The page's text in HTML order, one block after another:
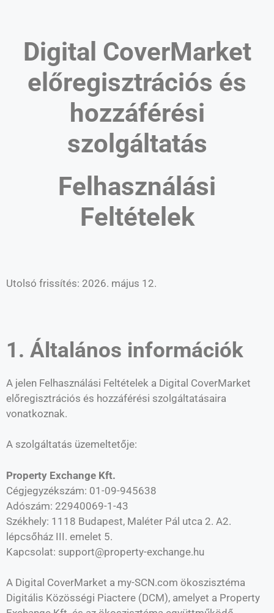
Digital CoverMarket
előregisztrációs és
hozzáférési
szolgáltatás
Felhasználási
Feltételek
Utolsó frissítés: 2026. május 12.
1. Általános információk
A jelen Felhasználási Feltételek a Digital CoverMarket
előregisztrációs és hozzáférési szolgáltatásaira
vonatkoznak.
A szolgáltatás üzemeltetője:
Property Exchange Kft.
Cégjegyzékszám: 01-09-945638
Adószám: 22940069-1-43
Székhely: 1118 Budapest, Maléter Pál utca 2. A2.
lépcsőház III. emelet 5.
Kapcsolat: support@property-exchange.hu
A Digital CoverMarket a my-SCN.com ökoszisztéma
Digitális Közösségi Piactere (DCM), amelyet a Property